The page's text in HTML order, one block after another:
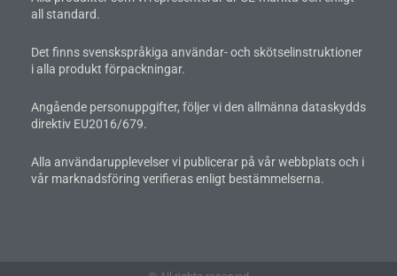
all standard.
Det finns svenskspråkiga användar- och skötselinstruktioner
i alla produkt förpackningar.
Angående personuppgifter, följer vi den allmänna dataskydds
direktiv EU2016/679.
Alla användarupplevelser vi publicerar på vår webbplats och i
vår marknadsföring verifieras enligt bestämmelserna.